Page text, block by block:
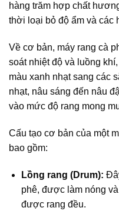
hàng trăm hợp chất
thời loại bỏ độ ẩm và các
Về cơ bản, máy rang cà
soát nhiệt độ và luồng
màu xanh nhạt sang các
nhạt, nâu sáng đến nâu
vào mức độ rang mong
Cấu tạo cơ bản của một
bao gồm:
Lồng rang (Drum):
phê, được làm nóng
được rang đều.